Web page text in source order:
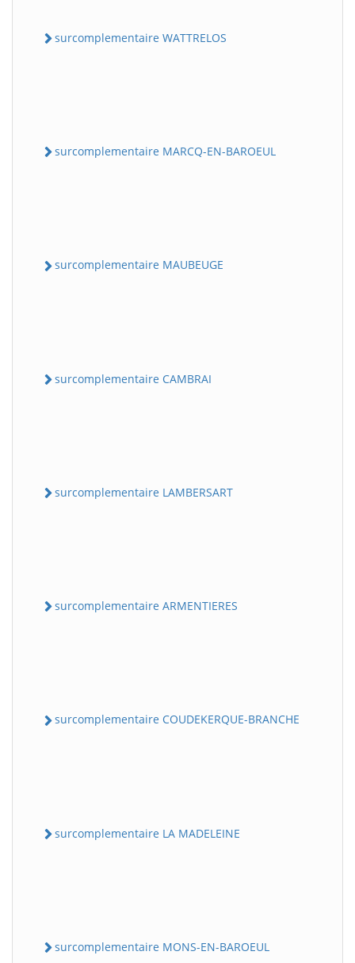
surcomplementaire WATTRELOS
surcomplementaire MARCQ-EN-BAROEUL
surcomplementaire MAUBEUGE
surcomplementaire CAMBRAI
surcomplementaire LAMBERSART
surcomplementaire ARMENTIERES
surcomplementaire COUDEKERQUE-BRANCHE
surcomplementaire LA MADELEINE
surcomplementaire MONS-EN-BAROEUL